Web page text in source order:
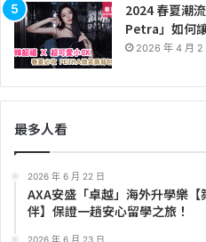
2024 春夏潮
Petra」如何
2026 年 4 月 2
最多人看
2026 年 6 月 22 日
AXA安盛「卓越」海外升學樂
伴】保證一趟安心留學之旅！
2026 年 6 月 23 日